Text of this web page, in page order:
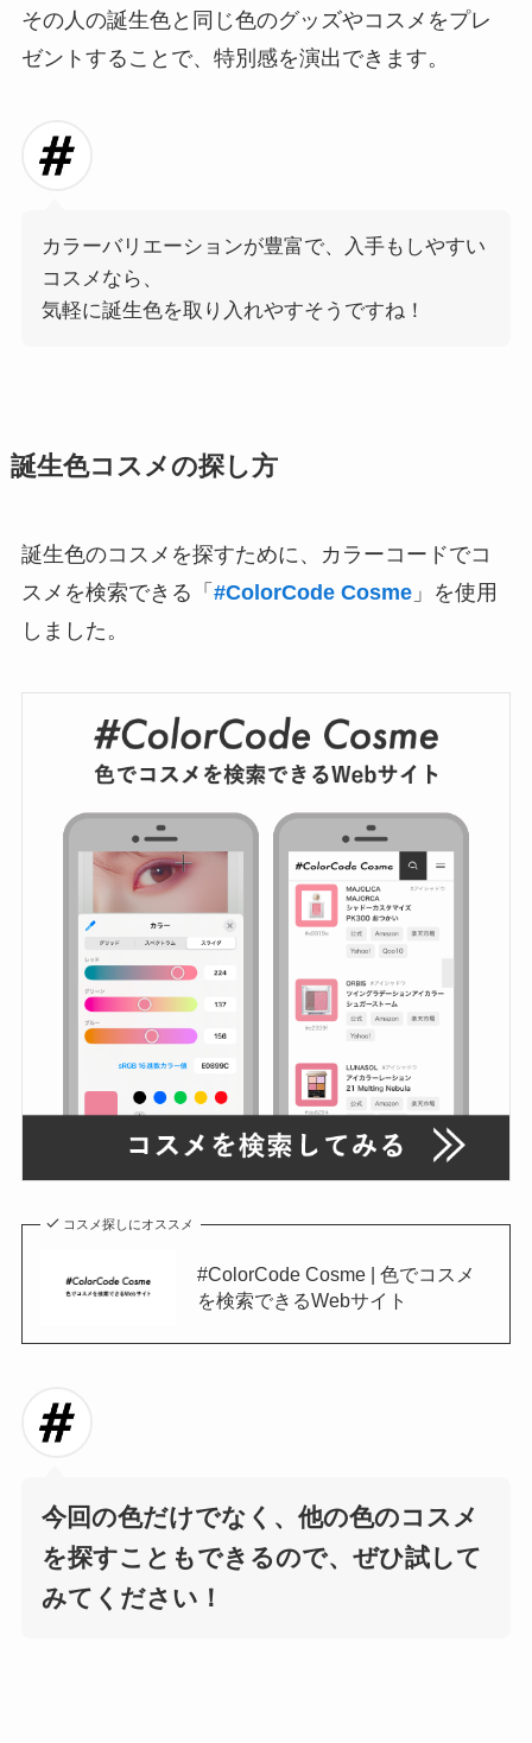
その人の誕生色と同じ色のグッズやコスメをプレ
ゼントすることで、特別感を演出できます。
カラーバリエーションが豊富で、入手もしやすい
コスメなら、
気軽に誕生色を取り入れやすそうですね！
誕生色コスメの探し方
誕生色のコスメを探すために、カラーコードでコ
スメを検索できる「 #ColorCode Cosme」を使用
しました。
コスメ探しにオススメ
#ColorCode Cosme | 色でコスメ
を検索できるWebサイト
今回の色だけでなく、他の色のコスメ
を探すこともできるので、ぜひ試して
みてください！